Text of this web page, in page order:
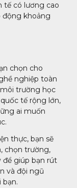
tế có lương cao
động khoảng
chọn cho
nghiệp toàn
trường học
tế rộng lớn,
ai muốn
thực, bạn sẽ
chọn trường,
để giúp bạn rút
và đội ngũ
bạn.